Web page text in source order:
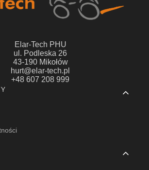
Elar-Tech PHU
ul. Podleska 26
43-190 Mikołów
hurt@elar-tech.pl
+48 607 208 999